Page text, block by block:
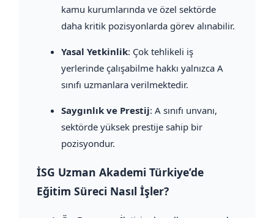
kamu kurumlarında ve özel sektörde
daha kritik pozisyonlarda görev alınabilir.
Yasal Yetkinlik: Çok tehlikeli iş
yerlerinde çalışabilme hakkı yalnızca A
sınıfı uzmanlara verilmektedir.
Saygınlık ve Prestij: A sınıfı unvanı,
sektörde yüksek prestije sahip bir
pozisyondur.
İSG Uzman Akademi Türkiye’de
Eğitim Süreci Nasıl İşler?